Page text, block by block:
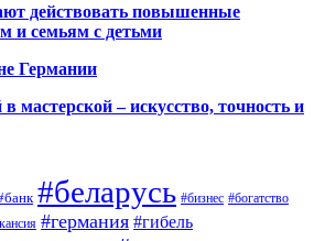
действовать повышенные
и семьям с детьми
Германии
мастерской – искусство, точность и
#беларусь #бизнес #богатство
#германия #гибель